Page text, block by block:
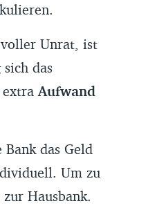
Unrat, ist
das
extraAufwand
das Geld
Um zu
Hausbank.